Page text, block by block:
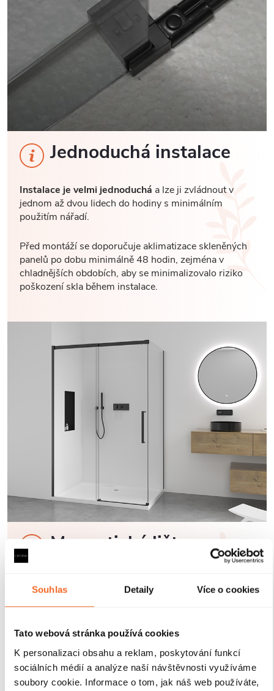
Souhlas Detaily Více o cookies
Tato webová stránka používá cookies
K personalizaci obsahu a reklam, poskytování funkcí
sociálních médií a analýze naší návštěvnosti využíváme
soubory cookie. Informace o tom, jak náš web používáte,
Jednoduchá instalace
Instalace je velmi jednoduchá a lze ji zvládnout v
jednom až dvou lidech do hodiny s minimálním
použitím nářadí.
Před montáží se doporučuje aklimatizace skleněných
panelů po dobu minimálně 48 hodin, zejména v
chladnějších obdobích, aby se minimalizovalo riziko
poškození skla během instalace.
Magnetické lišty
sprchové dveře a zabraňuje jejich samovolnému
otevírání. Lišty jsou umístěny na hraně dveří a rámu
zajišťují jejich bezpečné přilnutí.